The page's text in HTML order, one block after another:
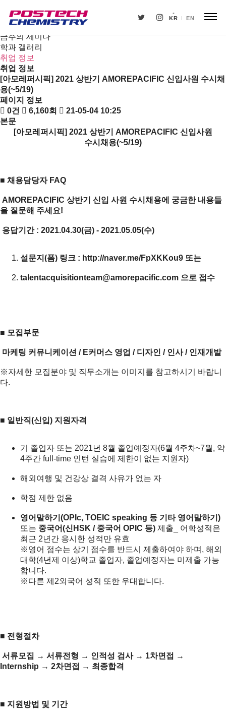
KR EN
뉴스
공지사항
금주의 세미나
학과 갤러리
취업 정보
취업 정보
[아모레퍼시픽] 2021 상반기 AMOREPACIFIC 신입사원 수시채
용(~5/19)
페이지 정보
0건
6,160회
21-05-04 10:25
본문
[아모레퍼시픽] 2021 상반기 AMOREPACIFIC 신입사원
수시채용(~5/19)
■ 채용담당자FAQ
AMOREPACIFIC 상반기 신입 사원 수시채용에 궁금한 내용들
을 질문해 주세요!
응답기간: 2021.04.30(금) - 2021.05.05(수)
설문지 (폼) 링크 : http://naver.me/FpXKKou9 또는
talentacquisitionteam@amorepacific.com 으로 접수
■ 모집부문
마케팅 커뮤니케이션 / E커머스 영업 / 디자인 / 인사/ 인재개발
※자세한 모집분야 및 직무소개는 이미지를 참고하시기 바랍니
다.
■ 일반직(신입) 지원자격
기 졸업자 또는 2021년 8월 졸업예정자(6월 4주차~7월, 약
4주간 full-time 인턴 실습에 제한이 없는 지원자)
해외여행 및 건강상 결격 사유가 없는 자
학점 제한 없음
영어말하기 (OPIc, TOEIC speaking 등 기타 영어말하기 )
또는 중국어(신 HSK / 중국어 OPIC 등) 제출_ 어학성적은
최근 2년간 응시한 성적만 유효
※영어 점수는 상기 점수를 반드시 제출하여야 하며, 해외
대학(4년제 이상)학교 졸업자, 졸업예정자는 미제출 가능
합니다.
※다른 제2외국어 성적 또한 우대합니다.
■ 전형절차
서류모집 → 서류전형 → 인적성 검사→ 1차면접 →
Internship → 2차면접 → 최종합격
■ 지원방법 및 기간